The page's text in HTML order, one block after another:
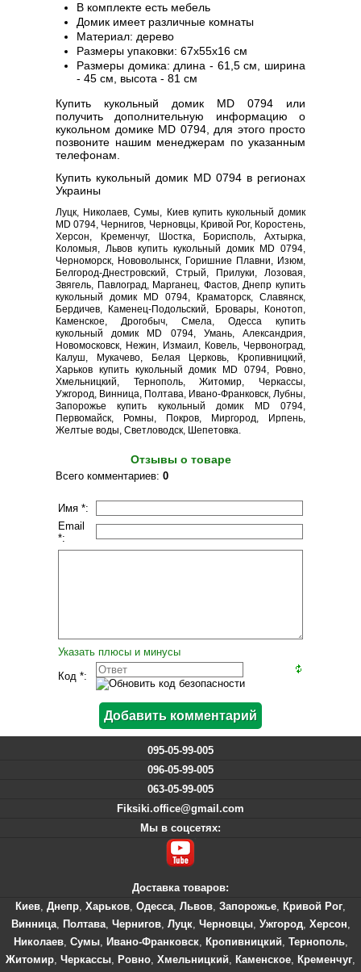
В комплекте есть мебель
Домик имеет различные комнаты
Материал: дерево
Размеры упаковки: 67х55х16 см
Размеры домика: длина - 61,5 см, ширина
- 45 см, высота - 81 см
Купить кукольный домик MD 0794 или
получить дополнительную информацию о
кукольном домике MD 0794, для этого просто
позвоните нашим менеджерам по указанным
телефонам.
Купить кукольный домик MD 0794 в регионах
Украины
Луцк, Николаев, Сумы, Киев купить кукольный домик
MD 0794, Чернигов, Черновцы, Кривой Рог, Коростень,
Херсон, Кременчуг, Шостка, Борисполь, Ахтырка,
Коломыя, Львов купить кукольный домик MD 0794,
Черноморск, Нововолынск, Горишние Плавни, Изюм,
Белгород-Днестровский, Стрый, Прилуки, Лозовая,
Звягель, Павлоград, Марганец, Фастов, Днепр купить
кукольный домик MD 0794, Краматорск, Славянск,
Бердичев, Каменец-Подольский, Бровары, Конотоп,
Каменское, Дрогобыч, Смела, Одесса купить
кукольный домик MD 0794, Умань, Александрия,
Новомосковск, Нежин, Измаил, Ковель, Червоноград,
Калуш, Мукачево, Белая Церковь, Кропивницкий,
Харьков купить кукольный домик MD 0794, Ровно,
Хмельницкий, Тернополь, Житомир, Черкассы,
Ужгород, Винница, Полтава, Ивано-Франковск, Лубны,
Запорожье купить кукольный домик MD 0794,
Первомайск, Ромны, Покров, Миргород, Ирпень,
Желтые воды, Светловодск, Шепетовка.
Отзывы о товаре
Всего комментариев: 0
Имя *:
Email
*:
Указать плюсы и минусы
Код *:
095-05-99-005
096-05-99-005
063-05-99-005
Fiksiki.office@gmail.com
Мы в соцсетях:
Доставка товаров:
Киев, Днепр, Харьков, Одесса, Львов, Запорожье, Кривой Рог,
Винница, Полтава, Чернигов, Луцк, Черновцы, Ужгород, Херсон,
Николаев, Сумы, Ивано-Франковск, Кропивницкий, Тернополь,
Житомир, Черкассы, Ровно, Хмельницкий, Каменское, Кременчуг,